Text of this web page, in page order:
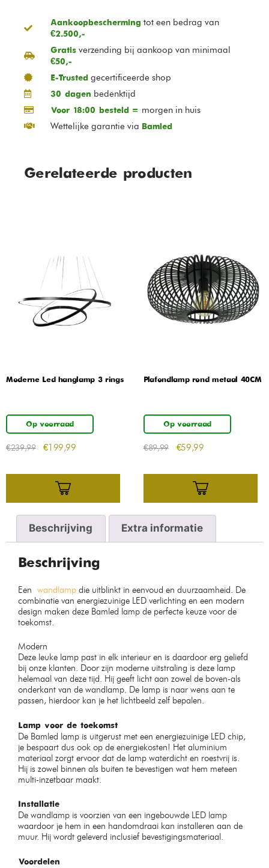
Aankoopbescherming tot een bedrag van
€2.500,-
Gratisverzending bij aankoop van minimaal
€50,-
E-Trusted gecertificeerde shop
30 dagen bedenktijd
Voor 18:00 besteld = morgen in huis
Wettelijke garantie via Bamled
Gerelateerde producten
Moderne Led hanglamp 3 rings
Op voorraad
€239,99 €199,99
Plafondlamp rond metaal 40CM
Op voorraad
€89,99 €59,99
Beschrijving Extra informatie
Beschrijving
Een wandlamp die uitblinkt in eenvoud en duurzaamheid. De
combinatie van energiezuinige LED verlichting en een modern
design maken deze Bamled lamp de perfecte keuze voor de
toekomst.
Modern
Deze leuke lamp past in elk interieur en is daardoor erg geliefd
bij onze klanten. Door zijn moderne uitstraling is deze lamp
helemaal van deze tijd. Hij geeft licht aan zowel de boven-als
onderkant van de wandlamp. De lamp is naar wens aan te
passen, hierdoor kan je het lichtbeeld zelf bepalen.
Lamp voor de toekomst
De Bamled lamp is uitgerust met een energiezuinige LED chip,
je bespaart dus ook op de energiekosten! Het aluminium
materiaal zorgt ervoor dat de lamp waterdicht en roestvrij is.
Hij is zowel binnen als buiten te bevestigen wat hem meteen
multi-inzetbaar maakt.
Installatie
De wandlamp is voorzien van een ingebouwde LED lamp
waardoor je hem in een handomdraai kan installeren aan de
muur. Hij wordt geleverd inclusief bevestigingsmateriaal.
Voordelen